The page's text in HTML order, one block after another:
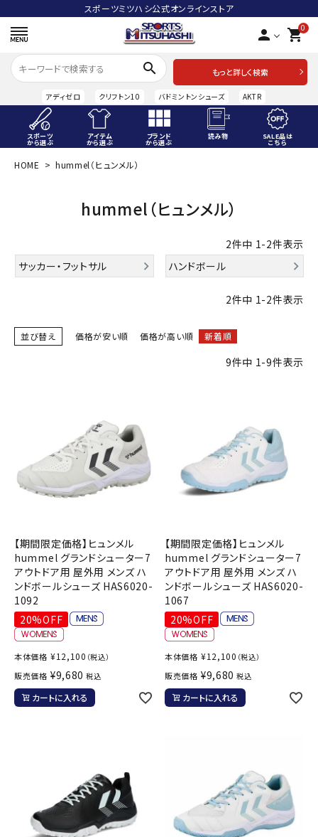
スポーツミツハシ公式オンラインストア
person 0
shopping_cart
search
もっと詳しく検索
アディゼロ クリフトン10 バドミントンシューズ AKTR
スポーツ
から選ぶ
アイテム
から選ぶ
ブランド
から選ぶ
読み物 SALE品は
こちら
ACCOUNT MENU
person 会員登録
スポーツから選ぶ
ブランドから選ぶ
ご利用ガイド
お問い合わせ
メルマガ登録
プライバシーポリシー
HOME hummel（ヒュンメル）
hummel（ヒュンメル）
2件中 1-2件表示
サッカー・フットサル
ハンドボール
2件中 1-2件表示
並び替え 価格が安い順 価格が高い順 新着順
9件中 1-9件表示
【期間限定価格】ヒュンメル
hummel グランドシューター7
アウトドア用 屋外用 メンズ ハ
ンドボールシューズ HAS6020-
1092
20%OFF
本体価格 ¥12,100 （税込）
販売価格 ¥9,680 税込
カートに入れる
【期間限定価格】ヒュンメル
hummel グランドシューター7
アウトドア用 屋外用 メンズ ハ
ンドボールシューズ HAS6020-
1067
20%OFF
本体価格 ¥12,100 （税込）
販売価格 ¥9,680 税込
カートに入れる